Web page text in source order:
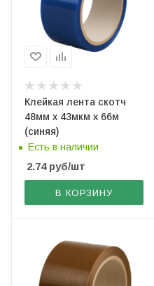
Клейкая лента скотч
48мм х 43мкм х 66м
(синяя)
Есть в наличии
2.74руб/шт
В КОРЗИНУ